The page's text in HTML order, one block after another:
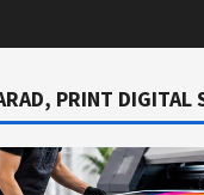
PRINT DIGITAL